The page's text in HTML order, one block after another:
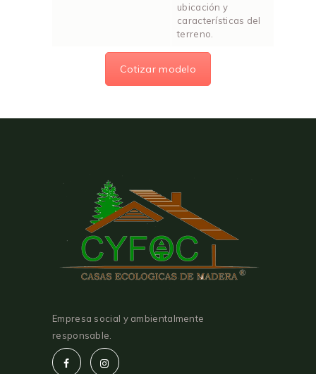
ubicación y
características del
terreno.
Cotizar modelo
Empresa social y ambientalmente
responsable.